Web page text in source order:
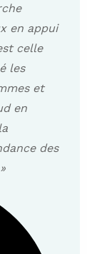
en appui
celle
les
et
en
des